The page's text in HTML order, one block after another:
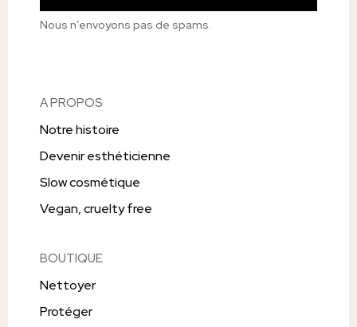
Nous n’envoyons pas de spams.
A PROPOS
Notre histoire
Devenir esthéticienne
Slow cosmétique
Vegan, cruelty free
BOUTIQUE
Nettoyer
Protéger